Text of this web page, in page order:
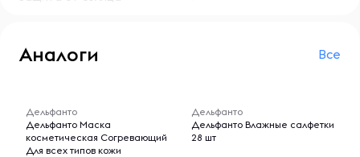
Аналоги Все
Дельфанто
Дельфанто Маска
косметическая Согревающий
Для всех типов кожи
Дельфанто
Дельфанто Влажные салфетки
28 шт